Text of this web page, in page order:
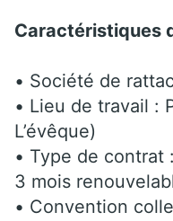
Caractéristiques
• Société de
• Lieu de travail :
L’évêque)
• Type de contrat
3 mois
• Convention